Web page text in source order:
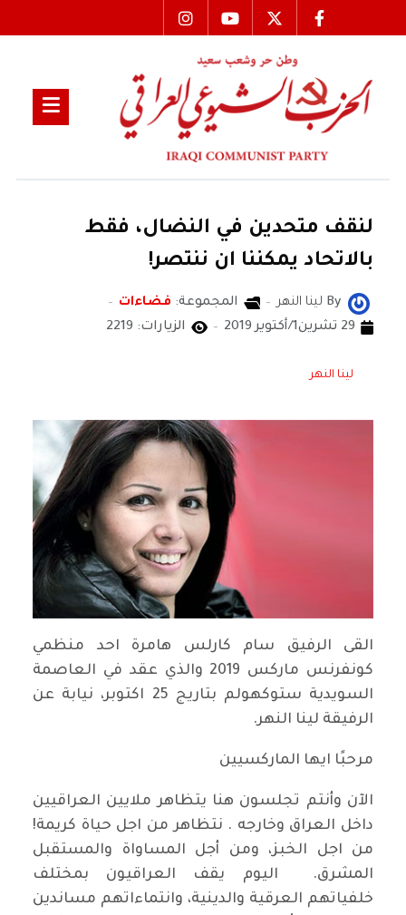
لنقف متحدين في النضال، فقط
بالاتحاد يمكننا ان ننتصر!
By لينا النهر المجموعة: فضاءات
29 تشرين1/أكتوير 2019
الزيارات: 2219
لينا النهر
القى الرفيق سام كارلس هامرة احد منظمي
كونفرنس ماركس 2019 والذي عقد في العاصمة
السويدية ستوكهولم بتاريج 25 اكتوبر، نيابة عن
الرفيقة لينا النهر.
مرحبًا ايها الماركسيين ‎
الآن وأنتم تجلسون هنا يتظاهر ملايين العراقيين
داخل العراق وخارجه ‎. نتظاهر من اجل حياة كريمة!
من اجل الخبز، ومن أجل المساواة والمستقبل
المشرق. ‎ اليوم يقف العراقيون بمختلف
خلفياتهم العرقية والدينية، وانتماءاتهم مساندين